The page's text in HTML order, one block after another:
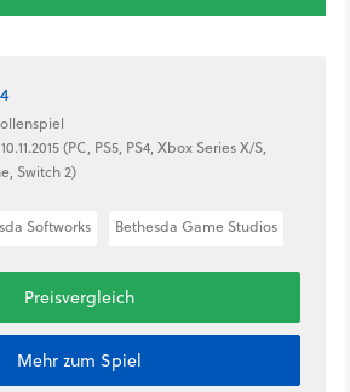
(PC, PS5, PS4, Xbox Series X/S,
Switch 2)
Softworks Bethesda Game Studios
Preisvergleich
Mehr zum Spiel